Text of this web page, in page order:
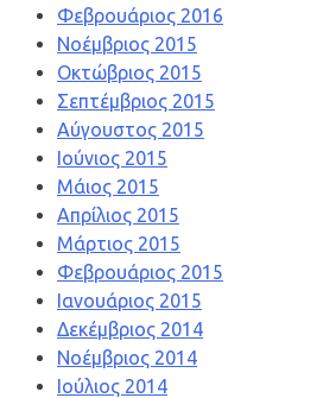
Φεβρουάριος 2016
Νοέμβριος 2015
Οκτώβριος 2015
Σεπτέμβριος 2015
Αύγουστος 2015
Ιούνιος 2015
Μάιος 2015
Απρίλιος 2015
Μάρτιος 2015
Φεβρουάριος 2015
Ιανουάριος 2015
Δεκέμβριος 2014
Νοέμβριος 2014
Ιούλιος 2014